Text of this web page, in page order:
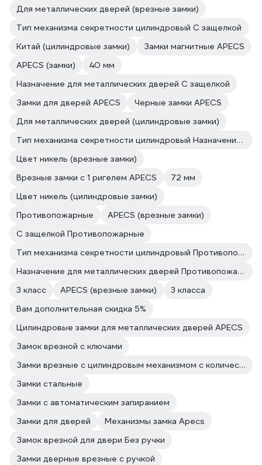
Для металлических дверей (врезные замки)
Тип механизма секретности цилиндровый С защелкой
Китай (цилиндровые замки)
Замки магнитные APECS
APECS (замки)
40 мм
Назначение для металлических дверей С защелкой
Замки для дверей APECS
Черные замки APECS
Для металлических дверей (цилиндровые замки)
Тип механизма секретности цилиндровый Назначение для металлических дверей
Цвет никель (врезные замки)
Врезные замки с 1 ригелем APECS
72 мм
Цвет никель (цилиндровые замки)
Противопожарные
APECS (врезные замки)
С защелкой Противопожарные
Тип механизма секретности цилиндровый Противопожарные
Назначение для металлических дверей Противопожарные
3 класс
APECS (врезные замки)
3 класса
Вам дополнительная скидка 5%
Цилиндровые замки для металлических дверей APECS
Замок врезной с ключами
Замки врезные с цилиндровым механизмом с количеством ключей 5 шт
Замки стальные
Замки с автоматическим запиранием
Замки для дверей
Механизмы замка Apecs
Замок врезной для двери Без ручки
Замки дверные врезные с ручкой